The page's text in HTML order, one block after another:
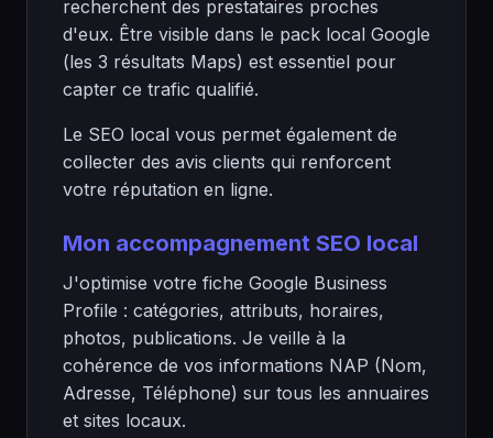
recherchent des prestataires proches
d'eux. Être visible dans le pack local Google
(les 3 résultats Maps) est essentiel pour
capter ce trafic qualifié.
Le SEO local vous permet également de
collecter des avis clients qui renforcent
votre réputation en ligne.
Mon accompagnement SEO local
J'optimise votre fiche Google Business
Profile : catégories, attributs, horaires,
photos, publications. Je veille à la
cohérence de vos informations NAP (Nom,
Adresse, Téléphone) sur tous les annuaires
et sites locaux.